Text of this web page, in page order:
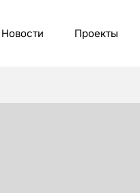
Новости Проекты